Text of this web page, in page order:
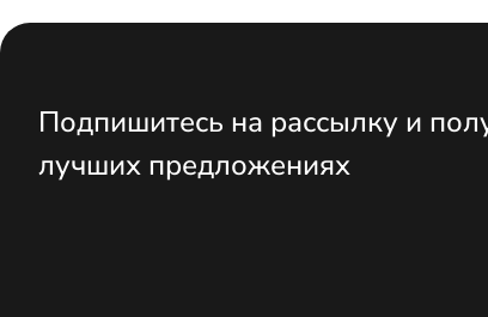
Подпишитесь на рассылку и
лучших предложениях